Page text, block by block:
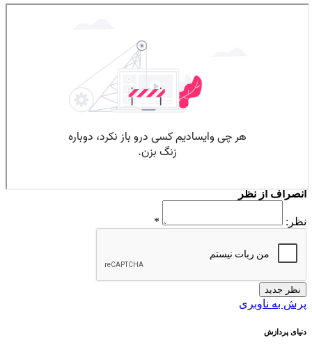
انصراف از نظر
نظر: *
نظر جدید
پرش به ناوبری
دنیای پردازش